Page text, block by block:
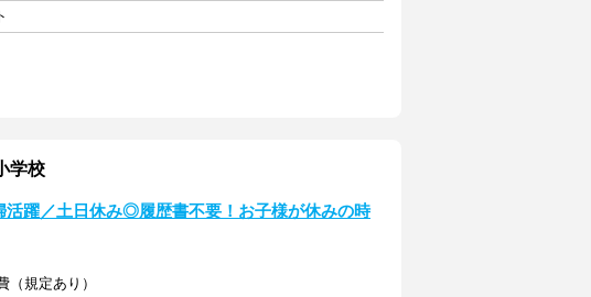
学校
活躍／土日休み◎履歴書不要！お子様が休みの時
（規定あり）